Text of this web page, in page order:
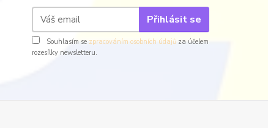
Přihlásit se
Souhlasím se zpracováním osobních údajů za účelem
rozesílky newsletteru.